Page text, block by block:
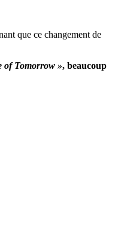
que ce changement de
of Tomorrow », beaucoup